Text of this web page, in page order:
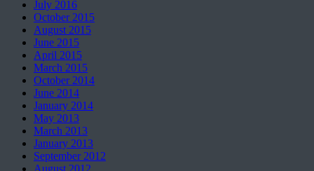
July 2016
October 2015
August 2015
June 2015
April 2015
March 2015
October 2014
June 2014
January 2014
May 2013
March 2013
January 2013
September 2012
August 2012